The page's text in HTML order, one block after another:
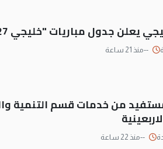
جدول مباريات "خليجي 27" وأولى مواجهات العراق
--منذ 21 ساعة
مستفيد من خدمات قسم التنمية
--منذ 22 ساعة